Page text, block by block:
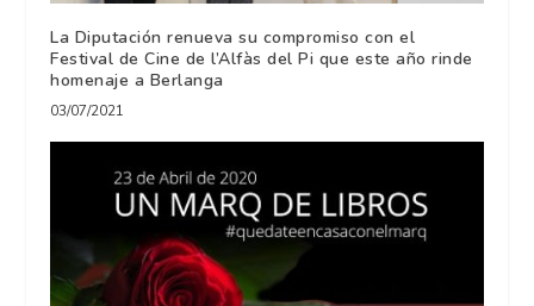
La Diputación renueva su compromiso con el
Festival de Cine de l’Alfàs del Pi que este año rinde
homenaje a Berlanga
03/07/2021